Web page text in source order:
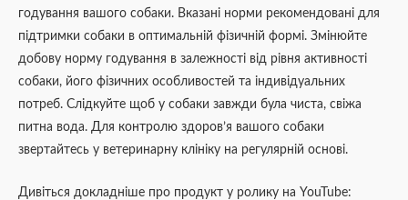
годування вашого собаки. Вказані норми рекомендовані для
підтримки собаки в оптимальній фізичній формі. Змінюйте
добову норму годування в залежності від рівня активності
собаки, його фізичних особливостей та індивідуальних
потреб. Слідкуйте щоб у собаки завжди була чиста, свіжа
питна вода. Для контролю здоров’я вашого собаки
звертайтесь у ветеринарну клініку на регулярній основі.
Дивіться докладніше про продукт у ролику на YouTube: